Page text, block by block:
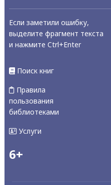
Если заметили ошибку,
выделите фрагмент текста
и нажмите Ctrl+Enter
Поиск книг
Правила
пользования
библиотеками
Услуги
6+